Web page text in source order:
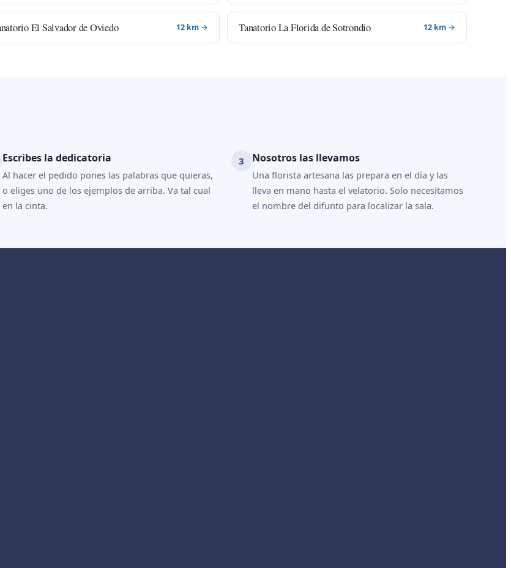
El Salvador de Oviedo 12 km → Tanatorio La Florida de Sotrondio 12 km →
Escribes la dedicatoria
Al hacer el pedido pones las palabras que quieras,
o eliges uno de los ejemplos de arriba. Va tal cual
en la cinta.
Nosotros las llevamos
Una florista artesana las prepara en el día y las
lleva en mano hasta el velatorio. Solo necesitamos
el nombre del difunto para localizar la sala.